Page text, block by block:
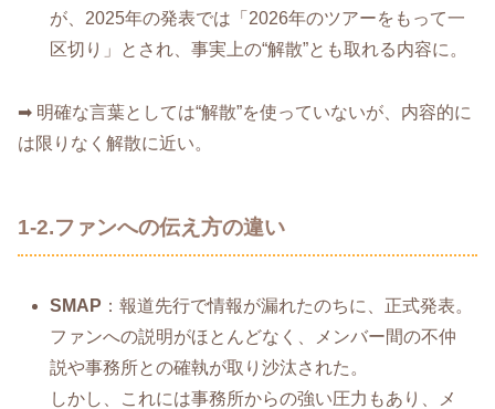
が、2025年の発表では「2026年のツアーをもって一
区切り」とされ、事実上の“解散”とも取れる内容に。
➡ 明確な言葉としては“解散”を使っていないが、内容的に
は限りなく解散に近い。
1-2.ファンへの伝え方の違い
SMAP ：報道先行で情報が漏れたのちに、正式発表。
ファンへの説明がほとんどなく、メンバー間の不仲
説や事務所との確執が取り沙汰された。
しかし、これには事務所からの強い圧力もあり、メ